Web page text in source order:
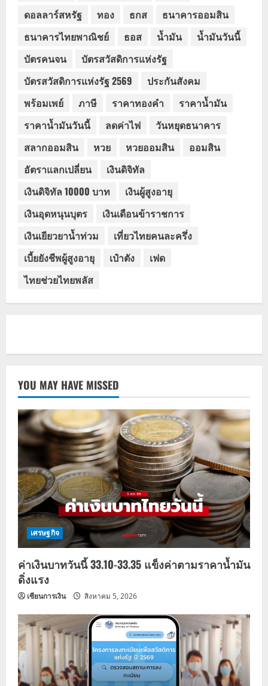
ดอลลาร์สหรัฐ
ทอง ธกส
ธนาคารออมสิน
ธนาคารไทยพาณิชย์
ธอส น้ำมัน
น้ำมันวันนี้
บัตรคนจน
บัตรสวัสดิการแห่งรัฐ
บัตรสวัสดิการแห่งรัฐ 2569
ประกันสังคม
พร้อมเพย์
ภาษี ราคาทองคำ
ราคาน้ำมัน
ราคาน้ำมันวันนี้
ลดค่าไฟ
วันหยุดธนาคาร
สลากออมสิน
หวย หวยออมสิน
ออมสิน
อัตราแลกเปลี่ยน
เงินดิจิทัล
เงินดิจิทัล 10000 บาท
เงินผู้สูงอายุ
เงินอุดหนุนบุตร
เงินเดือนข้าราชการ
เงินเยียวยาน้ำท่วม
เที่ยวไทยคนละครึ่ง
เบี้ยยังชีพผู้สูงอายุ
เป๋าตัง
เฟด
ไทยช่วยไทยพลัส
YOU MAY HAVE MISSED
เศรษฐกิจ
ค่าเงินบาทวันนี้ 33.10-33.35 แข็งค่าตามราคาน้ำมัน
ดิ่งแรง
เซียนการเงิน สิงหาคม 5, 2026